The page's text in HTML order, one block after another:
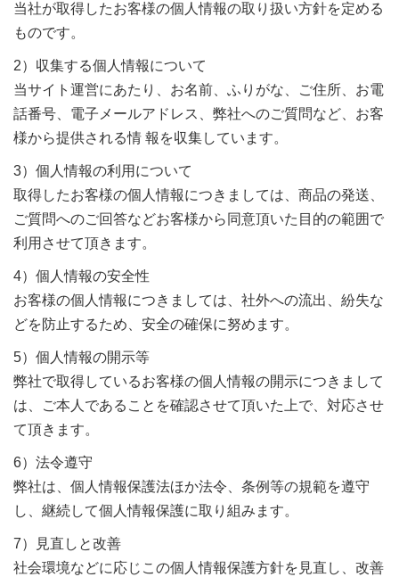
当社が取得したお客様の個人情報の取り扱い方針を定める
ものです。
2）収集する個人情報について
当サイト運営にあたり、お名前、ふりがな、ご住所、お電
話番号、電子メールアドレス、弊社へのご質問など、お客
様から提供される情 報を収集しています。
3）個人情報の利用について
取得したお客様の個人情報につきましては、商品の発送、
ご質問へのご回答などお客様から同意頂いた目的の範囲で
利用させて頂きます。
4）個人情報の安全性
お客様の個人情報につきましては、社外への流出、紛失な
どを防止するため、安全の確保に努めます。
5）個人情報の開示等
弊社で取得しているお客様の個人情報の開示につきまして
は、ご本人であることを確認させて頂いた上で、対応させ
て頂きます。
6）法令遵守
弊社は、個人情報保護法ほか法令、条例等の規範を遵守
し、継続して個人情報保護に取り組みます。
7）見直しと改善
社会環境などに応じこの個人情報保護方針を見直し、改善